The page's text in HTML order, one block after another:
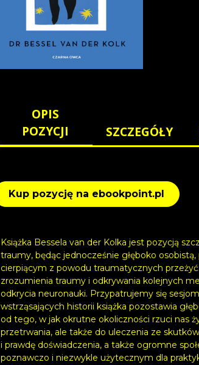
OPIS
POZYCJI
SZCZEGÓŁY
Kup pozycję na ebookpoint.pl
Książka Bessela van der Kolka jest pozycją
traumy, będąc jednocześnie głęboko
cierpiącym z powodu traumatycznych
zrozumienia traumy i odkrywania kolejnych
odkrycia neuronauki. Przypatrujemy się
wstrząsających historii książka pozostawia
od tego, w jak okrutne okoliczności rzuci nas
przetrwania, ale także do uleczenia ze
i prawdę doświadczenia, a także ogromne
poznawczo i niezwykle użytecznym dla